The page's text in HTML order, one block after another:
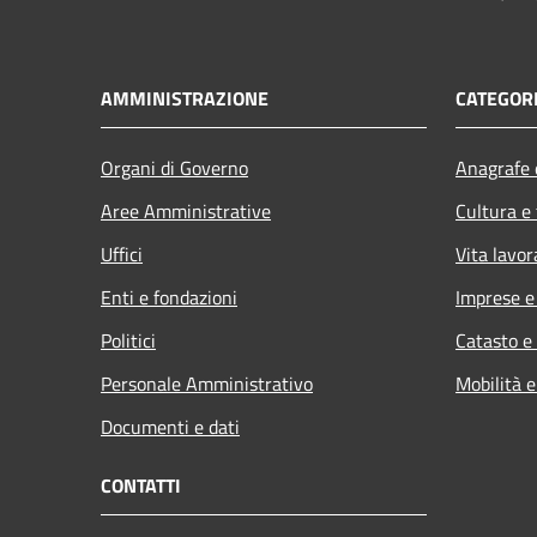
AMMINISTRAZIONE
Organi di Governo
Aree Amministrative
Uffici
Enti e fondazioni
Politici
Personale Amministrativo
Documenti e dati
Cultura
Vita
Imprese
Catasto
Mobilità
CONTATTI